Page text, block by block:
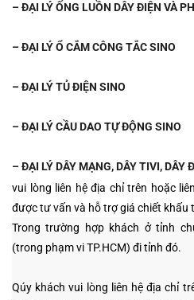
– ĐẠI LÝ ỐNG LUỒN DÂY ĐIỆN VÀ
– ĐẠI LÝ Ổ CẮM CÔNG TẮC SINO
– ĐẠI LÝ TỦ ĐIỆN SINO
– ĐẠI LÝ CẦU DAO TỰ ĐỘNG SINO
– ĐẠI LÝ DÂY MẠNG, DÂY TIVI, DÂY
vui lòng liên hệ địa chỉ trên hoặc
được tư vấn và hỗ trợ giá chiết khấu
Trong trường hợp khách ở tỉnh
(trong phạm vi TP.HCM) đi tỉnh đó.
Qúy khách vui lòng liên hệ địa chỉ